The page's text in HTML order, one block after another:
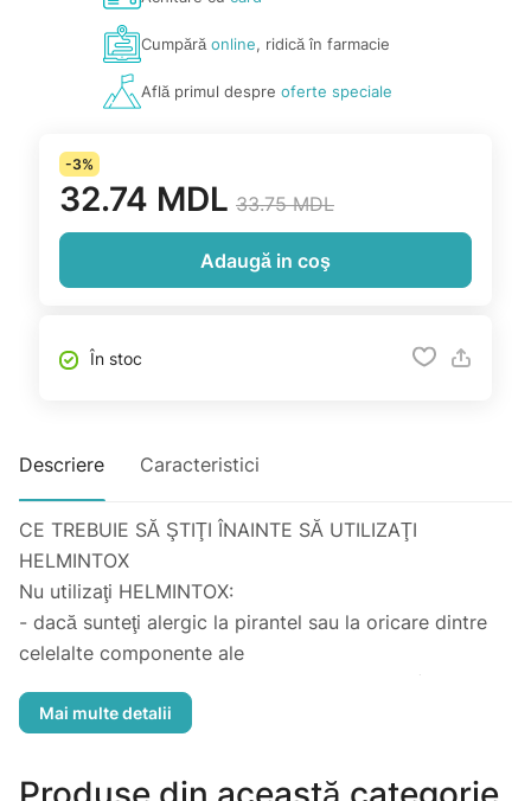
Cumpărăonline, ridică în farmacie
Află primul despre oferte speciale
-3%
32.74 MDL 33.75 MDL
Adaugă in coş
În stoc
Descriere Caracteristici
CE TREBUIE SĂ ŞTIŢI ÎNAINTE SĂ UTILIZAŢI
HELMINTOX
Nu utilizaţi HELMINTOX:
- dacă sunteţi alergic la pirantel sau la oricare dintre
celelalte componente ale
Dacă nu sunteţi sigur, trebuie neapărat să cereţi sfatul
sau farmacistului.